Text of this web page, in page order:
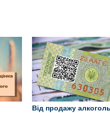
Від продажу